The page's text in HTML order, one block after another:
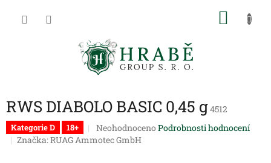
RWS DIABOLO BASIC 0,45 g4512
Kategorie D 18+
Průměrné
hodnocení
Neohodnoceno Podrobnosti hodnocení
Značka:RUAG Ammotec GmbH